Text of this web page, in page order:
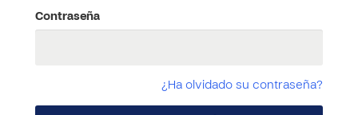
Contraseña
¿Ha olvidado su contraseña?